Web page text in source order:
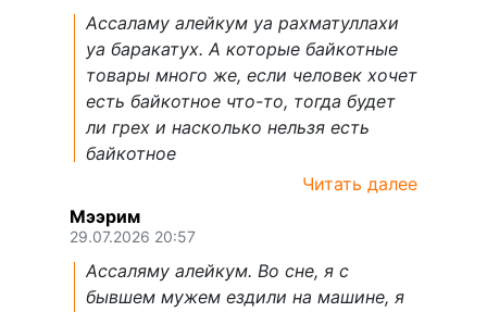
Ассаламу алейкум уа рахматуллахи
уа баракатух. А которые байкотные
товары много же, если человек хочет
есть байкотное что-то, тогда будет
ли грех и насколько нельзя есть
байкотное
Читать далее
Мээрим
29.07.2026 20:57
Ассаляму алейкум. Во сне, я с
бывшем мужем ездили на машине, я